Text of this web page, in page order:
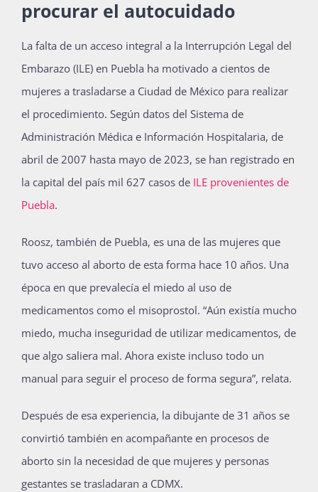
procurar el autocuidado
La falta de un acceso integral a la Interrupción Legal del
Embarazo (ILE) en Puebla ha motivado a cientos de
mujeres a trasladarse a Ciudad de México para realizar
el procedimiento. Según datos del Sistema de
Administración Médica e Información Hospitalaria, de
abril de 2007 hasta mayo de 2023, se han registrado en
la capital del país mil 627 casos de ILE provenientes de
Puebla.
Roosz, también de Puebla, es una de las mujeres que
tuvo acceso al aborto de esta forma hace 10 años. Una
época en que prevalecía el miedo al uso de
medicamentos como el misoprostol. “Aún existía mucho
miedo, mucha inseguridad de utilizar medicamentos, de
que algo saliera mal. Ahora existe incluso todo un
manual para seguir el proceso de forma segura”, relata.
Después de esa experiencia, la dibujante de 31 años se
convirtió también en acompañante en procesos de
aborto sin la necesidad de que mujeres y personas
gestantes se trasladaran a CDMX.